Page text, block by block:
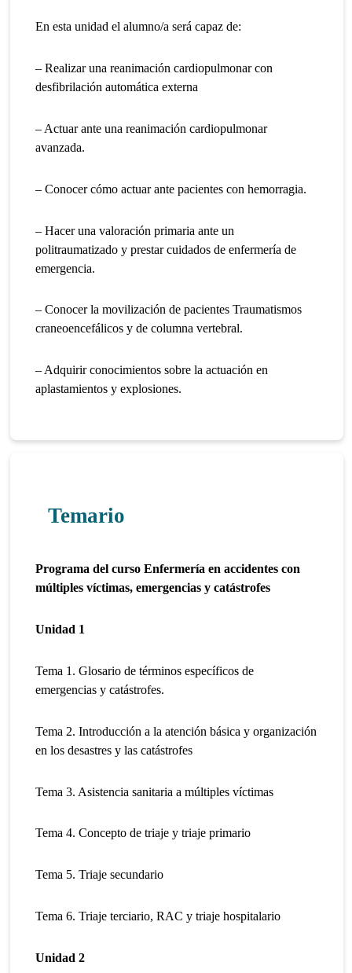
En esta unidad el alumno/a será capaz de:
– Realizar una reanimación cardiopulmonar con
desfibrilación automática externa
– Actuar ante una reanimación cardiopulmonar
avanzada.
– Conocer cómo actuar ante pacientes con hemorragia.
– Hacer una valoración primaria ante un
politraumatizado y prestar cuidados de enfermería de
emergencia.
– Conocer la movilización de pacientes Traumatismos
craneoencefálicos y de columna vertebral.
– Adquirir conocimientos sobre la actuación en
aplastamientos y explosiones.
Temario
Programa del curso Enfermería en accidentes con
múltiples víctimas, emergencias y catástrofes
Unidad 1
Tema 1. Glosario de términos específicos de
emergencias y catástrofes.
Tema 2. Introducción a la atención básica y organización
en los desastres y las catástrofes
Tema 3. Asistencia sanitaria a múltiples víctimas
Tema 4. Concepto de triaje y triaje primario
Tema 5. Triaje secundario
Tema 6. Triaje terciario, RAC y triaje hospitalario
Unidad 2